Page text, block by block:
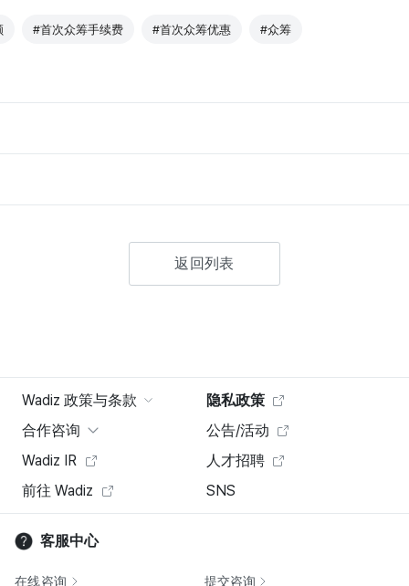
#首次众筹手续费 #首次众筹优惠 #众筹
返回列表
Wadiz 政策与条款
隐私政策
合作咨询
公告/活动
Wadiz IR
人才招聘
前往 Wadiz
SNS
客服中心
在线咨询 提交咨询